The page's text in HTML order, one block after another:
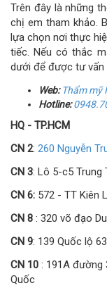
Trên đây là những
chị em tham khảo.
lựa chọn nơi thực
tiếc. Nếu có thắc
dưới để được tư vấn
Web:Thẩmmỹ
Hotline:
HQ - TP.HCM
CN 2: 260 Nguyễn
CN 3: Lô 5-c5 Trung
CN 6: 572 - TT Kiên
CN 8 : 320 võ đạo
CN 9: 139 Quốc lộ
CN 10 : 191A đường
Quốc